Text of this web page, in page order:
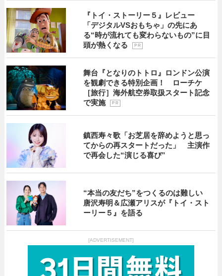
『トイ・ストーリー５』レビュー
「デジタルVSおもちゃ」の先にあ
る“時が流れても変わらないもの”に目
頭が熱くなる
P R
舞台『となりのトトロ』ロンドン公演
を観劇できる特別企画！ ローチケ
［旅行］海外航空券取扱スタート記念
で実施
P R
鎮西寿々歌「お芝居を辞めようと思っ
てからの再スタートだった」 主演作
で再会した“演じる喜び”
“本当の友だち”をつくるのは難しい
唐沢寿明＆広瀬アリスが『トイ・スト
ーリー５』を語る
[ADVERTISEMENT]